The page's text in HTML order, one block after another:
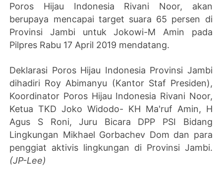
Poros Hijau Indonesia Rivani Noor, akan
berupaya mencapai target suara 65 persen di
Provinsi Jambi untuk Jokowi-M Amin pada
Pilpres Rabu 17 April 2019 mendatang.
Deklarasi Poros Hijau Indonesia Provinsi Jambi
dihadiri Roy Abimanyu (Kantor Staf Presiden),
Koordinator Poros Hijau Indonesia Rivani Noor,
Ketua TKD Joko Widodo- KH Ma'ruf Amin, H
Agus S Roni, Juru Bicara DPP PSI Bidang
Lingkungan Mikhael Gorbachev Dom dan para
penggiat aktivis lingkungan di Provinsi Jambi.
(JP-Lee)